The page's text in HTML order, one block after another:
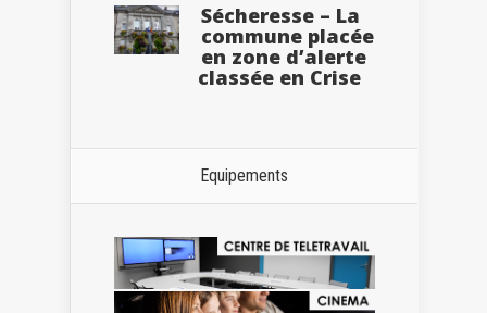
Sécheresse – La
commune placée
en zone d’alerte
classée en Crise
Equipements